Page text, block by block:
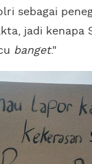
sebagai
jadi kenapa
banget."